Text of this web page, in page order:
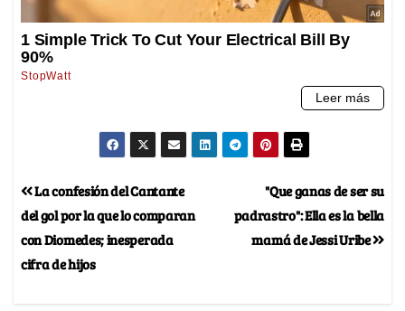
"Que ganas de ser su
padrastro": Ella es la bella
mamá de Jessi Uribe
La confesión del Cantante
del gol por la que lo comparan
con Diomedes; inesperada
cifra de hijos